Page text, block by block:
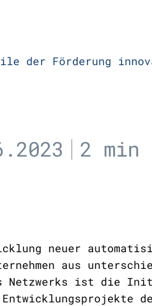
der Förderung
2 min
neuer
aus
Netzwerks ist die